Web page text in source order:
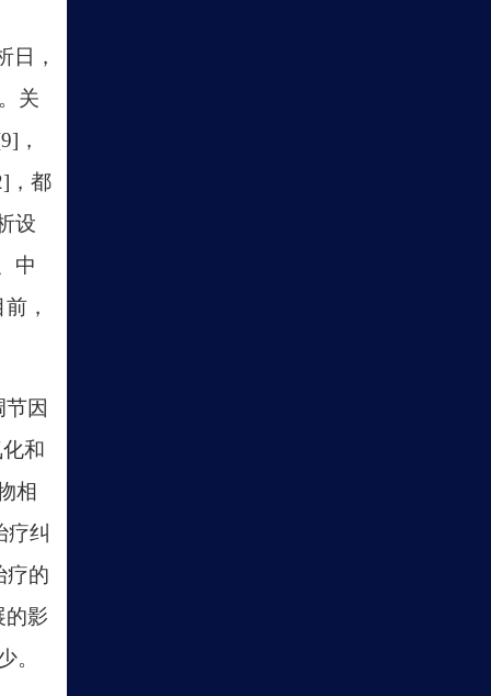
日，
关
，
，都
设
中
，
节因
和
相
疗纠
疗的
的影
。